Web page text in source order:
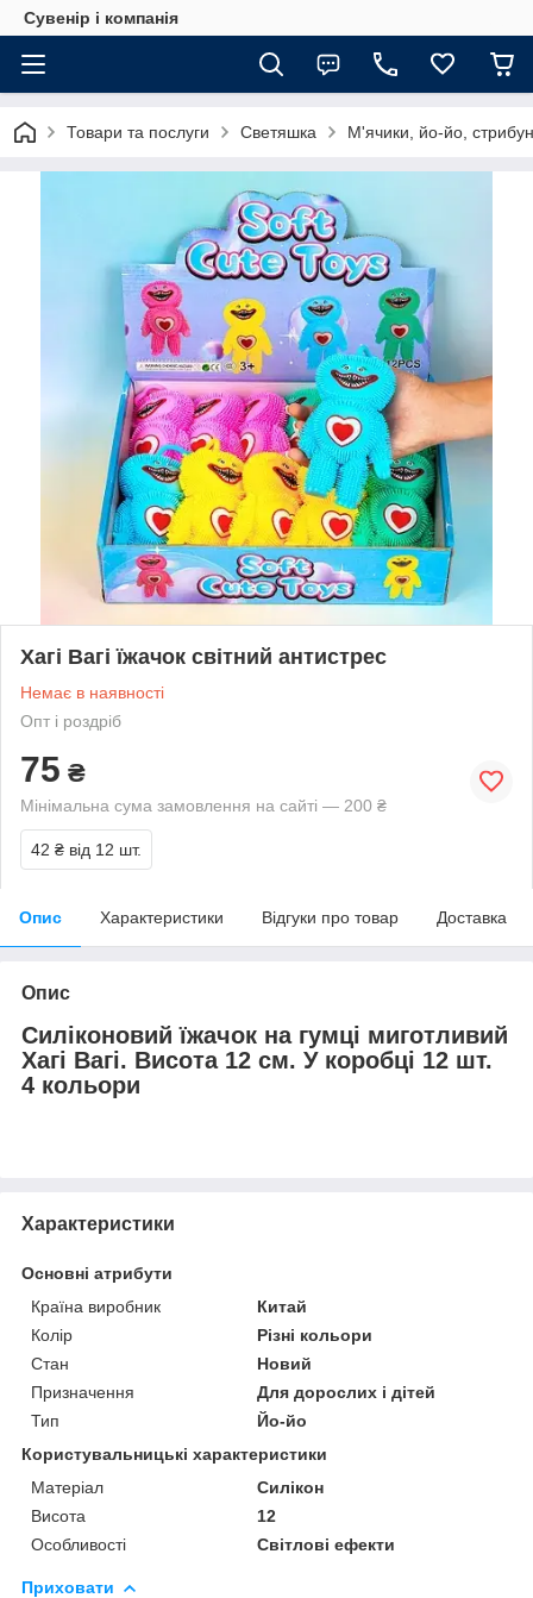
Сувенір і компанія
Товари та послуги Светяшка М'ячики, йо-йо,
Хагі Вагі їжачок світний антистрес
Немає в наявності
Опт і роздріб
75 ₴
Мінімальна сума замовлення на сайті — 200 ₴
42 ₴ від 12 шт.
Опис Характеристики Відгуки про товар Доставка
Опис
Силіконовий їжачок на гумці миготливий
Хагі Вагі. Висота 12 см. У коробці 12 шт.
4 кольори
Характеристики
Основні атрибути
Країна виробник
Китай
Колір
Різні кольори
Стан
Новий
Призначення
Для дорослих і дітей
Тип
Йо-йо
Користувальницькі характеристики
Матеріал
Силікон
Висота
12
Особливості
Світлові ефекти
Приховати